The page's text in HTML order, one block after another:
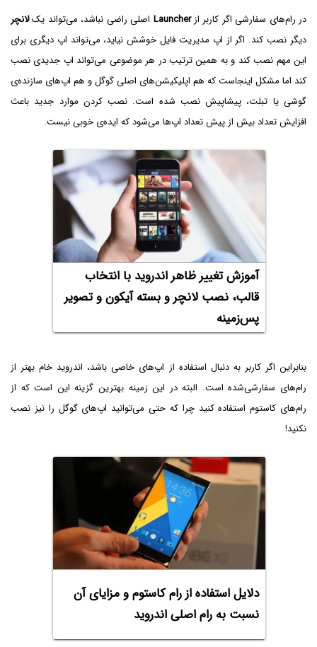
در رام‌های سفارشی اگر کاربر ازLauncher اصلی راضی نباشد، می‌تواند یکلانچر
دیگر نصب کند. اگر از اپ مدیریت فایل خوشش نیاید، می‌تواند اپ دیگری برای
این مهم نصب کند و به همین ترتیب در هر موضوعی می‌تواند اپ جدیدی نصب
کند اما مشکل اینجاست که هم اپلیکیشن‌های اصلی گوگل و هم اپ‌های سازنده‌ی
گوشی یا تبلت، پیشاپیش نصب شده است. نصب کردن موارد جدید باعث
افزایش تعداد بیش از پیش تعداد اپ‌ها می‌شود که ایده‌ی خوبی نیست.
آموزش تغییر ظاهر اندروید با انتخاب
قالب، نصب لانچر و بسته آیکون و تصویر
پس‌زمینه
بنابراین اگر کاربر به دنبال استفاده از اپ‌های خاصی باشد، اندروید خام بهتر از
رام‌های سفارشی‌شده است. البته در این زمینه بهترین گزینه این است که از
رام‌های کاستوم استفاده کنید چرا که حتی می‌توانید اپ‌های گوگل را نیز نصب
نکنید!
دلایل استفاده از رام کاستوم و مزایای آن
نسبت به رام اصلی اندروید